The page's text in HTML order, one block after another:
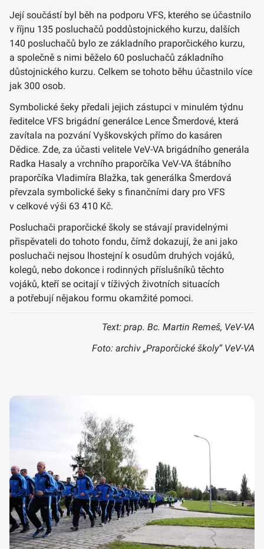
Její součástí byl běh na podporu VFS, kterého se účastnilo
v říjnu 135 posluchačů poddůstojnického kurzu, dalších
140 posluchačů bylo ze základního praporčického kurzu,
a společně s nimi běželo 60 posluchačů základního
důstojnického kurzu. Celkem se tohoto běhu účastnilo více
jak 300 osob.
Symbolické šeky předali jejich zástupci v minulém týdnu
ředitelce VFS brigádní generálce Lence Šmerdové, která
zavítala na pozvání Vyškovských přímo do kasáren
Dědice. Zde, za účasti velitele VeV-VA brigádního generála
Radka Hasaly a vrchního praporčíka VeV-VA štábního
praporčíka Vladimíra Blažka, tak generálka Šmerdová
převzala symbolické šeky s finančními dary pro VFS
v celkové výši 63 410 Kč.
Posluchači praporčické školy se stávají pravidelnými
přispěvateli do tohoto fondu, čímž dokazují, že ani jako
posluchači nejsou lhostejní k osudům druhých vojáků,
kolegů, nebo dokonce i rodinných příslušníků těchto
vojáků, kteří se ocitají v tíživých životních situacích
a potřebují nějakou formu okamžité pomoci.
Text: prap. Bc. Martin Remeš, VeV-VA
Foto: archiv „Praporčické školy“ VeV-VA